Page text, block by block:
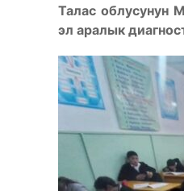
Талас облусунун
эл аралык